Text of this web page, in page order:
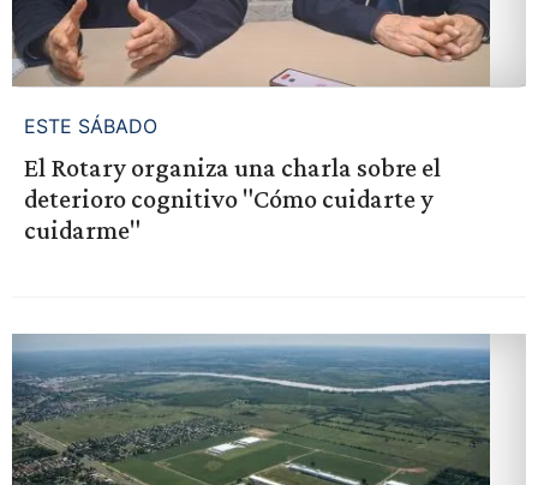
ESTE SÁBADO
El Rotary organiza una charla sobre el
deterioro cognitivo "Cómo cuidarte y
cuidarme"